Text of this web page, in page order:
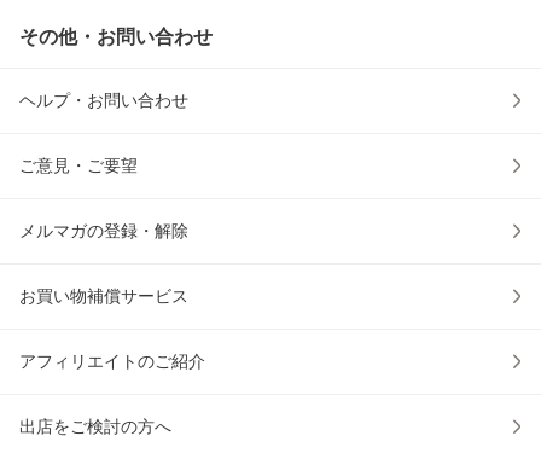
その他・お問い合わせ
ヘルプ・お問い合わせ
ご意見・ご要望
メルマガの登録・解除
お買い物補償サービス
アフィリエイトのご紹介
出店をご検討の方へ